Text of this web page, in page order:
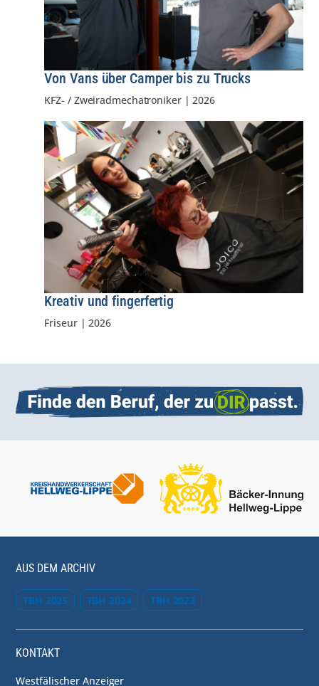
Von Vans über Camper bis zu Trucks
KFZ- / Zweiradmechatroniker|2026
Kreativ und fingerfertig
Friseur|2026
AUS DEM ARCHIV
TBH 2025 TBH 2024 TBH 2023
KONTAKT
Westfälischer Anzeiger